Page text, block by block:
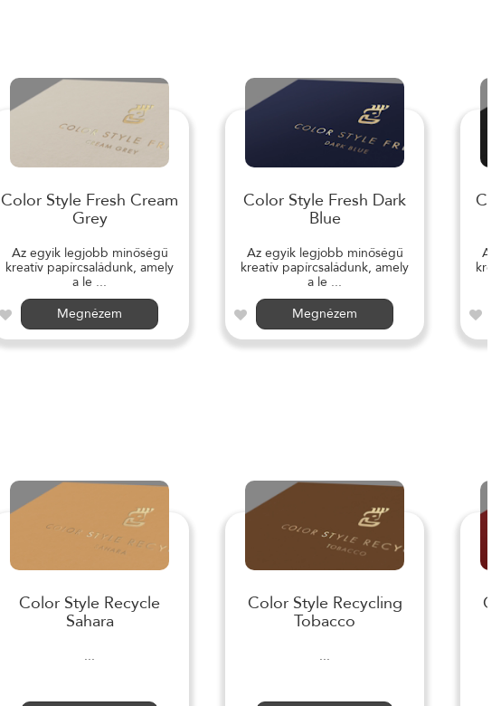
Color Style Fresh Cream
Grey
Az egyik legjobb minőségű
kreatív papírcsaládunk, amely
a le ...
Megnézem
Color Style Fresh Dark
Blue
Az egyik legjobb minőségű
kreatív papírcsaládunk, amely
a le ...
Megnézem
Az
Color Style Recycle
Sahara
...
Color Style Recycling
Tobacco
...